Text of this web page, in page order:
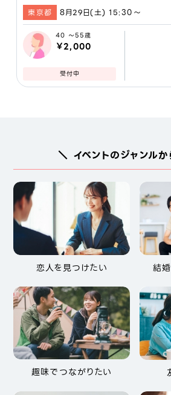
東京都 8月29日(土) 15:30〜
40 ～55歳
￥2,000
受付中
＼ イベントのジャンル
恋人を見つけたい 結
趣味でつながりたい